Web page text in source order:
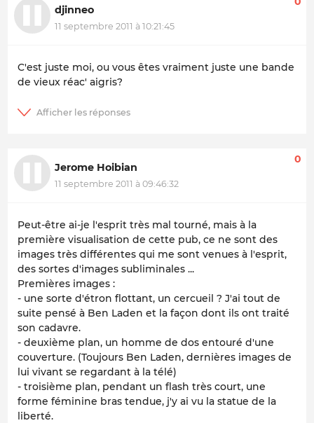
djinneo
11 septembre 2011 à 10:21:45
C'est juste moi, ou vous êtes vraiment juste une bande
de vieux réac' aigris?
Jerome Hoibian
11 septembre 2011 à 09:46:32
0
Peut-être ai-je l'esprit très mal tourné, mais à la
première visualisation de cette pub, ce ne sont des
images très différentes qui me sont venues à l'esprit,
des sortes d'images subliminales ...
Premières images :
- une sorte d'étron flottant, un cercueil ? J'ai tout de
suite pensé à Ben Laden et la façon dont ils ont traité
son cadavre.
- deuxième plan, un homme de dos entouré d'une
couverture. (Toujours Ben Laden, dernières images de
lui vivant se regardant à la télé)
- troisième plan, pendant un flash très court, une
forme féminine bras tendue, j'y ai vu la statue de la
liberté.